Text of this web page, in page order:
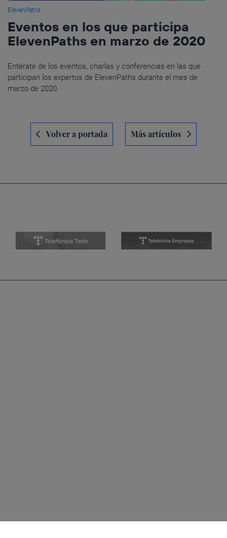
ElevenPaths
Eventos en los que participa
ElevenPaths en marzo de 2020
Entérate de los eventos, charlas y conferencias en las que
participan los expertos de ElevenPaths durante el mes de
marzo de 2020.
Navegación
entradas
Volver a portada Más artículos